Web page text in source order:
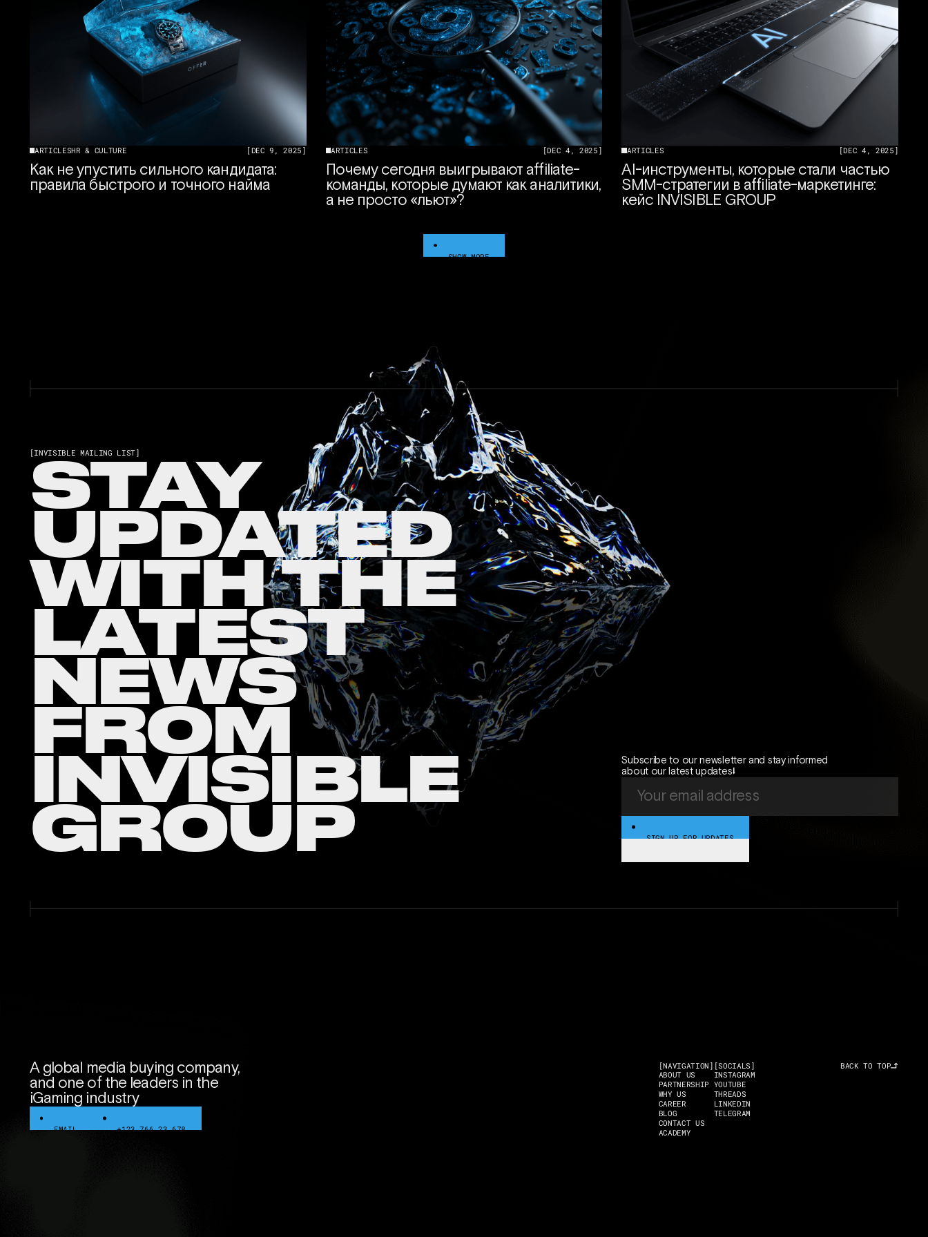
ARTICLESHR & CULTURE [DEC 9, 2025 ]
Как не упустить сильного кандидата:
правила быстрого и точного найма
ARTICLES [DEC 4, 2025 ]
Почему сегодня выигрывают affiliate-
команды, которые думают как аналитики,
а не просто «льют»?
ARTICLES [DEC 4, 2025 ]
AI-инструменты, которые стали частью
SMM-стратегии в affiliate-маркетинге:
кейс INVISIBLE GROUP
SHOW MORE
[INVISIBLE MAILING LIST]
STAY
UPDATED
WITH THE
LATEST
NEWS
FROM
INVISIBLE
GROUP
Subscribe to our newsletter and stay informed
about our latest updates⭣
SIGN UP FOR UPDATES
A global media buying company,
and one of the leaders in the
iGaming industry
EMAIL
+123 766 23 678
[NAVIGATION]
ABOUT US
PARTNERSHIP
WHY US
CAREER
BLOG
CONTACT US
ACADEMY
[SOCIALS]
INSTAGRAM
YOUTUBE
THREADS
LINKEDIN
TELEGRAM
BACK TO TOP